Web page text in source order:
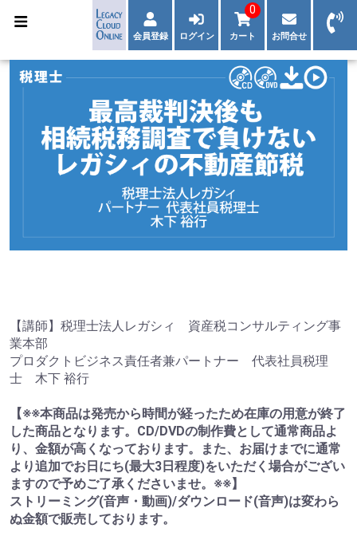
会員登録 ログイン カート
0
お問合せ
【講師】税理士法人レガシィ 資産税コンサルティング事
業本部
プロダクトビジネス責任者兼パートナー 代表社員税理
士 木下 裕行
【※※本商品は発売から時間が経ったため在庫の用意が終了
した商品となります。CD/DVDの制作費として通常商品よ
り、金額が高くなっております。また、お届けまでに通常
より追加でお日にち(最大3日程度)をいただく場合がござい
ますので予めご了承くださいませ。※※】
ストリーミング(音声・動画)/ダウンロード(音声)は変わら
ぬ金額で販売しております。